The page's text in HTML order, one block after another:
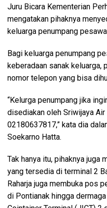
Juru Bicara Kementerian
mengatakan pihaknya
keluarga penumpang
Bagi keluarga penumpang
keberadaan sanak keluarga,
nomor telepon yang bisa
“Kelurga penumpang jika
disediakan oleh Sriwijaya
02180637817,” kata dia
Soekarno Hatta.
Tak hanya itu, pihaknya juga
yang tersedia di terminal 2
Raharja juga membuka pos
di Pontianak hingga